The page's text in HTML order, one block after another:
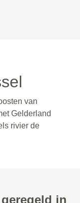
van
Gelderland
rivier de
in